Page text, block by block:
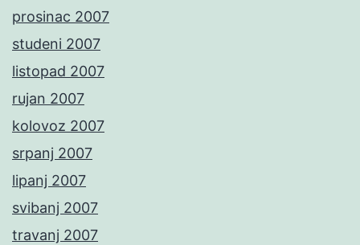
prosinac 2007
studeni 2007
listopad 2007
rujan 2007
kolovoz 2007
srpanj 2007
lipanj 2007
svibanj 2007
travanj 2007